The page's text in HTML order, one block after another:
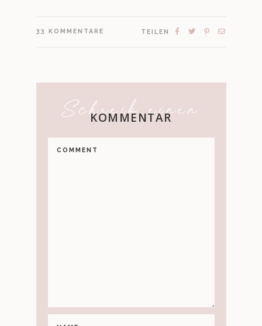
33 KOMMENTARE TEILEN
Schreib einen
KOMMENTAR